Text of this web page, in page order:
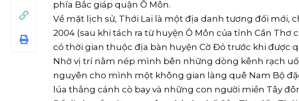
phía Bắc giáp quận Ô Môn.
Về mặt lịch sử, Thới Lai là một địa danh tương đối mới,
2004 (sau khi tách ra từ huyện Ô Môn của tỉnh Cần Thơ
có thời gian thuộc địa bàn huyện Cờ Đỏ trước khi được
Nhờ vị trí nằm nép mình bên những dòng kênh rạch
nguyên cho mình một không gian làng quê Nam Bộ
lúa thẳng cánh cò bay và những con người miền Tây